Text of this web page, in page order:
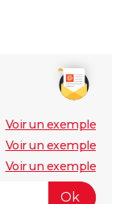
Voir un exemple
Voir un exemple
Voir un exemple